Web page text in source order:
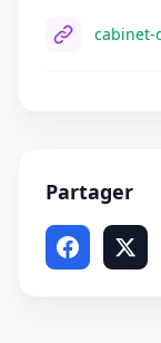
Partager